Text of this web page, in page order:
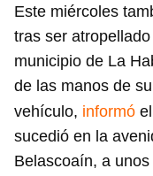
Este miércoles
tras ser
municipio de La
de las manos de
vehículo, informó
sucedió en la
Belascoaín, a